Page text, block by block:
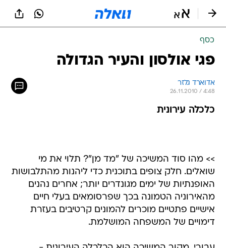
כסף
פגי אולסון והעיר הגדולה
אדוארד גלזר
26.11.2010 / 4:48
כלכלה עירונית
>> מהו סוד המשיכה של "מד מן"? תלוי את מי
שואלים. חלק צופים בתוכנית כדי ליהנות מהתלבושות
האופנתיות של ימים מגונדרים יותר; אחרים נהנים
מהאירוניה הטמונה בכך שפרסומאים בעלי חיים
אישיים פתטיים מוכרים להמונים קרטיבים בעזרת
דימויים של המשפחה המושלמת.